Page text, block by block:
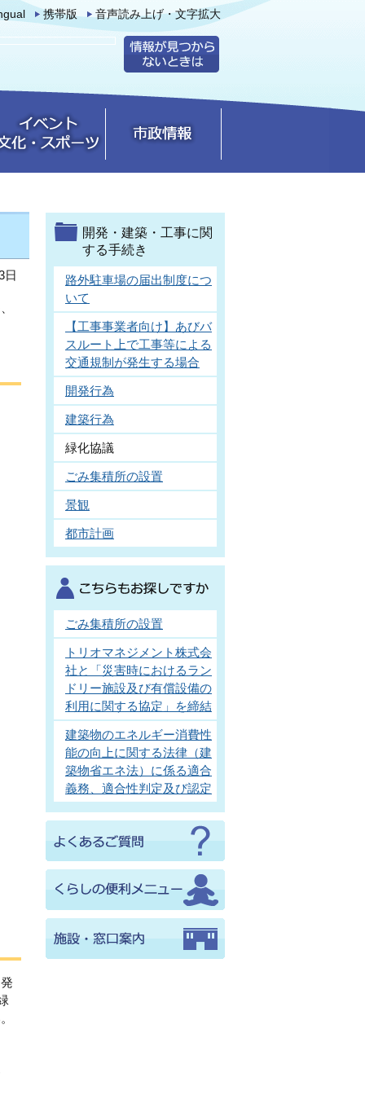
携帯版 音声読み上げ・文字拡大
日
開発・建築・工事に関
する手続き
路外駐車場の届出制度につ
いて
【工事事業者向け】あびバ
スルート上で工事等による
交通規制が発生する場合
開発行為
建築行為
緑化協議
ごみ集積所の設置
景観
都市計画
ごみ集積所の設置
トリオマネジメント株式会
社と「災害時におけるラン
ドリー施設及び有償設備の
利用に関する協定」を締結
建築物のエネルギー消費性
能の向上に関する法律（建
築物省エネ法）に係る適合
義務、適合性判定及び認定